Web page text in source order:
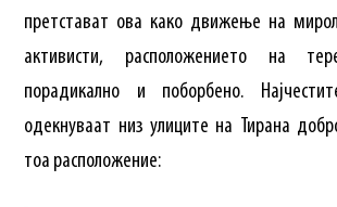
претстават ова како движење на
активисти, расположението на
порадикално и поборбено.
одекнуваат низ улиците на Тирана
тоа расположение: